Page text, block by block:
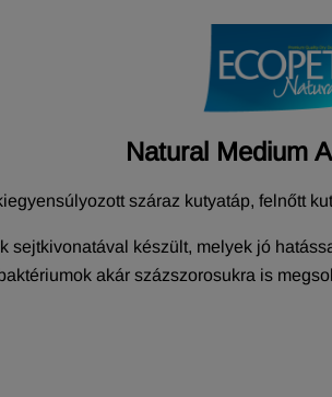
Natural Medium
száraz kutyatáp, felnőtt
sejtkivonatával készült, melyek jó
akár százszorosukra is